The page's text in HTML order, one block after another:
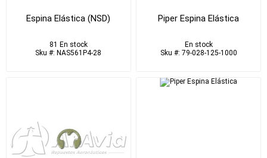
Espina Elástica (NSD)
81 En stock
Sku #: NAS561P4-28
Piper Espina Elástica
En stock
Sku #: 79-028-125-1000